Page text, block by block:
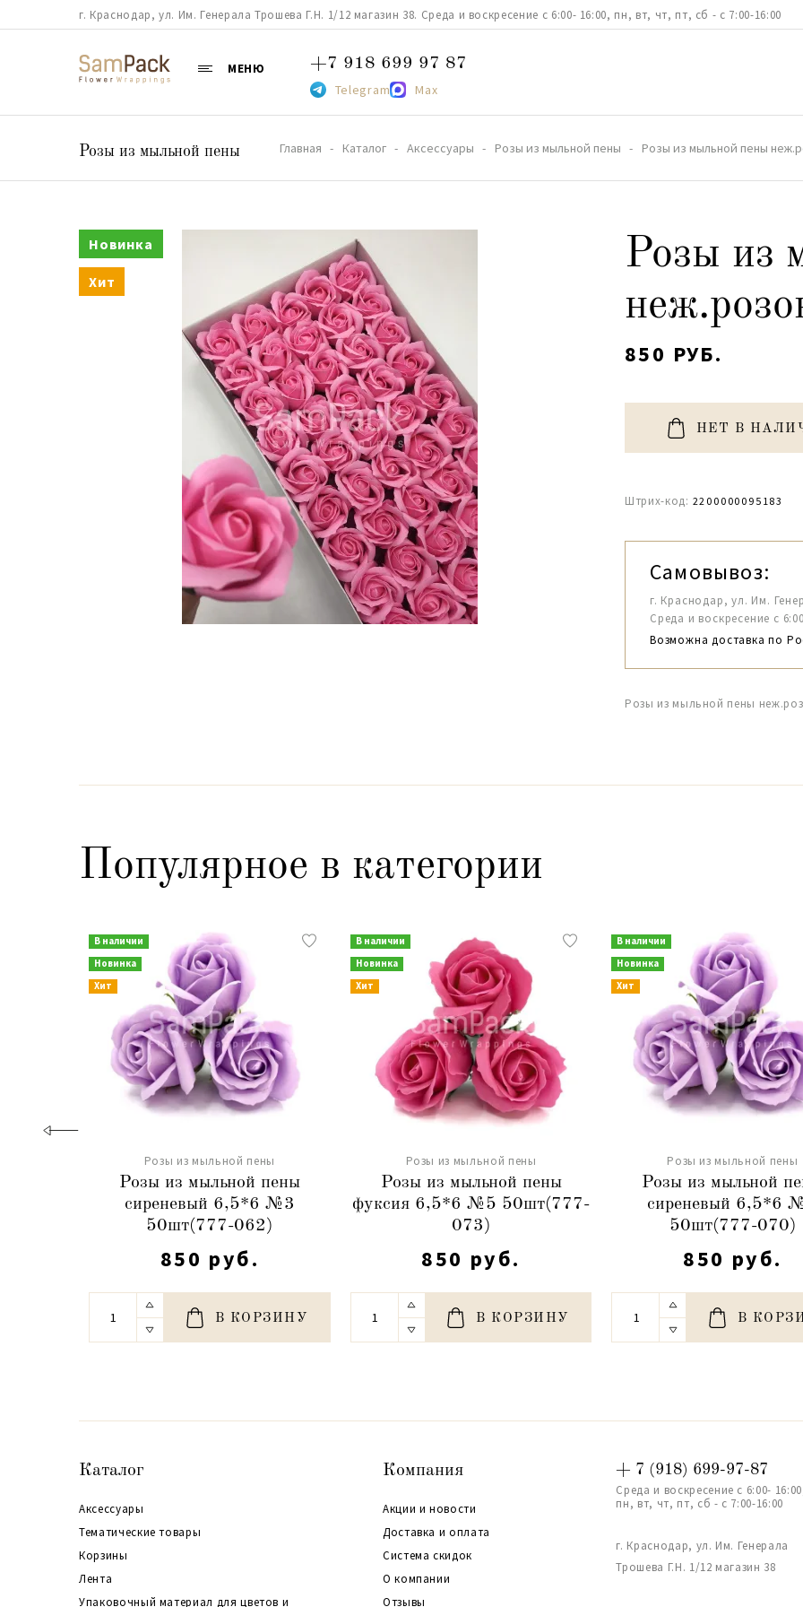
г. Краснодар, ул. Им. Генерала Трошева Г.Н. 1/12 магазин 38. Среда и воскресение с 6:00- 16:00, пн, вт, чт, пт, сб - с 7:00-16:00
МЕНЮ +7 918 699 97 87
Telegram Max
Розы из мыльной пены Главная Каталог Аксессуары Розы из мыльной пены Розы из мыльной пены
Новинка
Хит
Розы из
850 РУБ.
НЕТ В
Штрих-код: 2200000095183
Самовывоз:
г. Краснодар, ул. Им.
Среда и воскресение с
Возможна доставка по
Розы из мыльной пены
Популярное в категории
В наличии
Новинка
Хит
Розы из мыльной пены
Розы из мыльной пены
сиреневый 6,5*6 №3
50шт(777-062)
850 руб.
В КОРЗИНУ
В наличии
Новинка
Хит
Розы из мыльной пены
Розы из мыльной пены
фуксия 6,5*6 №5 50шт(777-
073)
850 руб.
В КОРЗИНУ
В наличии
Новинка
Хит
Розы из мыльной пены
Розы из мыльной
сиреневый 6,5*6
50шт(777-070)
850 руб.
В
Каталог
Аксессуары
Тематические товары
Корзины
Лента
Упаковочный материал для цветов и
Компания
Акции и новости
Доставка и оплата
Система скидок
О компании
Отзывы
+ 7 (918) 699-97-87
Среда и воскресение с 6:00-
пн, вт, чт, пт, сб - с 7:00-16:00
г. Краснодар, ул. Им. Генерала
Трошева Г.Н. 1/12 магазин 38